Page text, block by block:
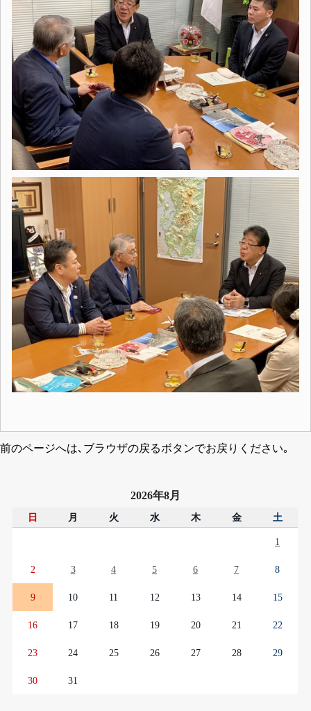
前のページへは､ブラウザの戻るボタンでお戻りください｡
2026年8月
日 月 火 水 木 金 土
1
2 3 4 5 6 7 8
9 10 11 12 13 14 15
16 17 18 19 20 21 22
23 24 25 26 27 28 29
30 31